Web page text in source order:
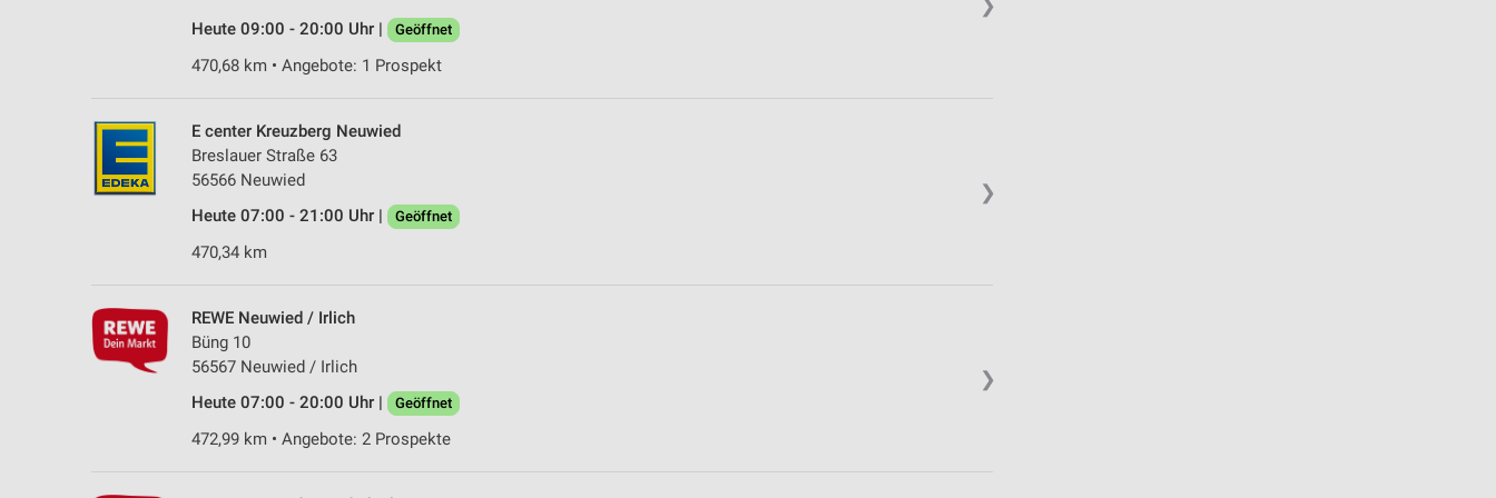
❯
Heute 09:00 - 20:00 Uhr |
Geöffnet
470,68 km • Angebote: 1 Prospekt
❯
E center Kreuzberg Neuwied
Breslauer Straße 63
56566 Neuwied
Heute 07:00 - 21:00 Uhr |
Geöffnet
470,34 km
❯
REWE Neuwied / Irlich
Büng 10
56567 Neuwied / Irlich
Heute 07:00 - 20:00 Uhr |
Geöffnet
472,99 km • Angebote: 2 Prospekte